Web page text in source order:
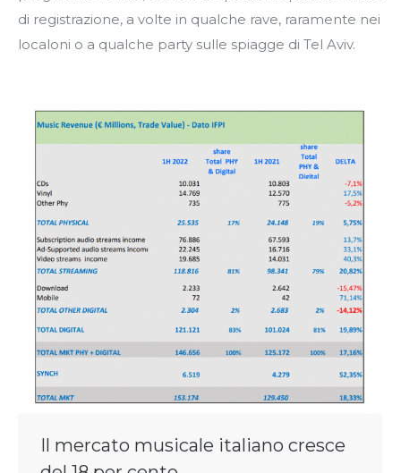
di registrazione, a volte in qualche rave, raramente nei
localoni o a qualche party sulle spiagge di Tel Aviv.
Il mercato musicale italiano cresce